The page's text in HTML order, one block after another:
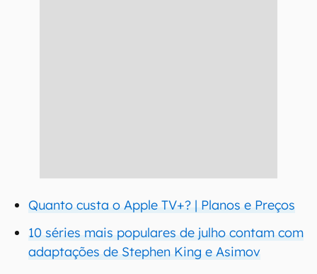
Quanto custa o Apple TV+? | Planos e Preços
10 séries mais populares de julho contam com
adaptações de Stephen King e Asimov